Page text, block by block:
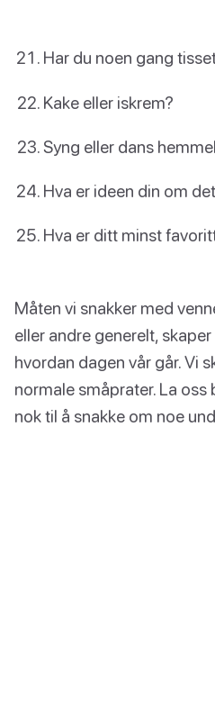
Har du noen gang
Kake eller iskrem?
Syng eller dans
Hva er ideen din om
Hva er ditt minst
Måten vi snakker med
eller andre generelt,
hvordan dagen vår går. Vi
normale småprater. La
nok til å snakke om noe